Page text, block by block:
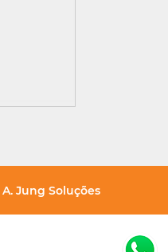
A. Jung Soluções